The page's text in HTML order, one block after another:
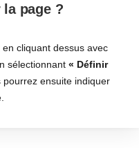
page ?
cliquant dessus avec
sélectionnant « Définir
pourrez ensuite indiquer